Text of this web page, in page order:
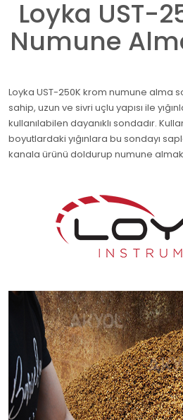
Loyka UST-
Numune
Loyka UST-250K krom numune alma
sahip, uzun ve sivri uçlu yapısı ile
kullanılabilen dayanıklı sondadır.
boyutlardaki yığınlara bu sondayı
kanala ürünü doldurup numune